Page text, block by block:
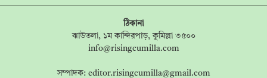
ঠিকানা
ঝাউতলা, ১ম কান্দিরপাড়, কুমিল্লা ৩৫০০
info@risingcumilla.com
সম্পাদক: editor.risingcumilla@gmail.com